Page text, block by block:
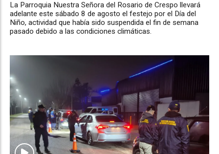
La Parroquia Nuestra Señora del Rosario de Crespo llevará
adelante este sábado 8 de agosto el festejo por el Día del
Niño, actividad que había sido suspendida el fin de semana
pasado debido a las condiciones climáticas.